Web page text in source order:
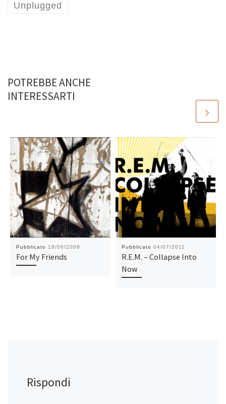
Unplugged
POTREBBE ANCHE
INTERESSARTI
Pubblicato 18/06/2008
For My Friends
Pubblicato 04/07/2011
R.E.M. – Collapse Into
Now
Rispondi